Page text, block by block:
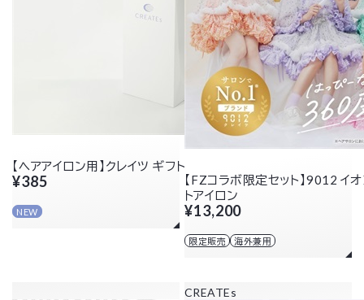
【ヘアアイロン用】クレイツ ギフト用ショッパー
¥385
NEW
【FZコラボ限定セット】9012 イ
トアイロン
¥13,200
限定販売 海外兼用
CREATEs